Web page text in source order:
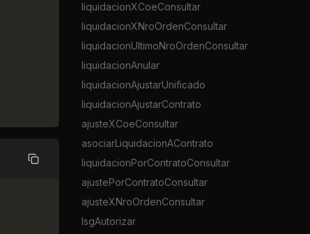
Copiar
liquidacionXCoeConsultar
liquidacionXNroOrdenConsultar
liquidacionUltimoNroOrdenConsultar
liquidacionAnular
liquidacionAjustarUnificado
liquidacionAjustarContrato
ajusteXCoeConsultar
asociarLiquidacionAContrato
liquidacionPorContratoConsultar
ajustePorContratoConsultar
ajusteXNroOrdenConsultar
lsgAutorizar